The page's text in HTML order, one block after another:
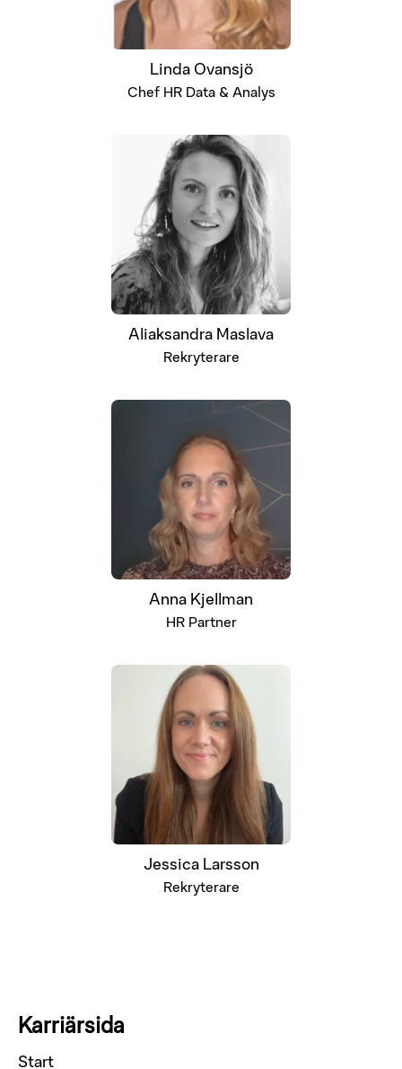
Linda Ovansjö
Chef HR Data & Analys
Aliaksandra Maslava
Rekryterare
Anna Kjellman
HR Partner
Jessica Larsson
Rekryterare
Karriärsida
Start